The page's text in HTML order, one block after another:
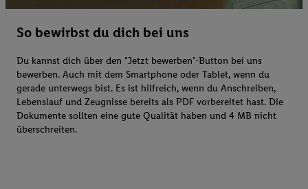
So bewirbst du dich bei uns
Du kannst dich über den "Jetzt bewerben"-Button bei uns
bewerben. Auch mit dem Smartphone oder Tablet, wenn du
gerade unterwegs bist. Es ist hilfreich, wenn du Anschreiben,
Lebenslauf und Zeugnisse bereits als PDF vorbereitet hast. Die
Dokumente sollten eine gute Qualität haben und 4 MB nicht
überschreiten.